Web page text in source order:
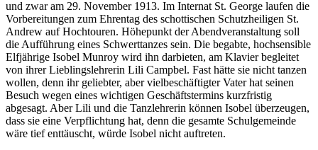
und zwar am 29. November 1913. Im Internat St. George laufen die
Vorbereitungen zum Ehrentag des schottischen Schutzheiligen St.
Andrew auf Hochtouren. Höhepunkt der Abendveranstaltung soll
die Aufführung eines Schwerttanzes sein. Die begabte, hochsensible
Elfjährige Isobel Munroy wird ihn darbieten, am Klavier begleitet
von ihrer Lieblingslehrerin Lili Campbel. Fast hätte sie nicht tanzen
wollen, denn ihr geliebter, aber vielbeschäftigter Vater hat seinen
Besuch wegen eines wichtigen Geschäftstermins kurzfristig
abgesagt. Aber Lili und die Tanzlehrerin können Isobel überzeugen,
dass sie eine Verpflichtung hat, denn die gesamte Schulgemeinde
wäre tief enttäuscht, würde Isobel nicht auftreten.